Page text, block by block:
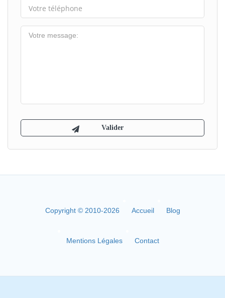
Copyright © 2010-2026 Accueil Blog
Mentions Légales Contact